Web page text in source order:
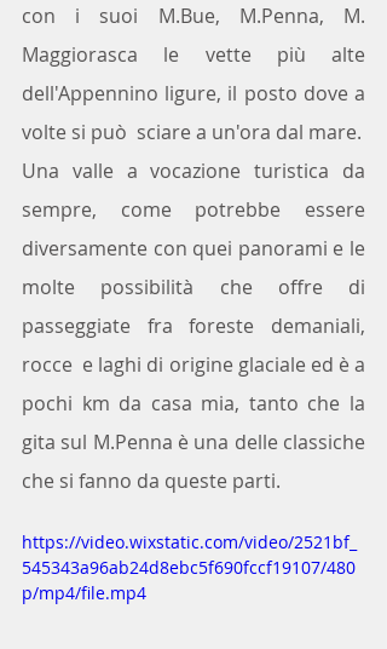
con i suoi M.Bue, M.Penna, M.
Maggiorasca le vette più alte
dell'Appennino ligure, il posto dove a
volte si può  sciare a un'ora dal mare.
Una valle a vocazione turistica da
sempre, come potrebbe essere
diversamente con quei panorami e le
molte possibilità che offre di
passeggiate fra foreste demaniali,
rocce  e laghi di origine glaciale ed è a
pochi km da casa mia, tanto che la
gita sul M.Penna è una delle classiche
che si fanno da queste parti.
https://video.wixstatic.com/video/2521bf_
545343a96ab24d8ebc5f690fccf19107/480
p/mp4/file.mp4